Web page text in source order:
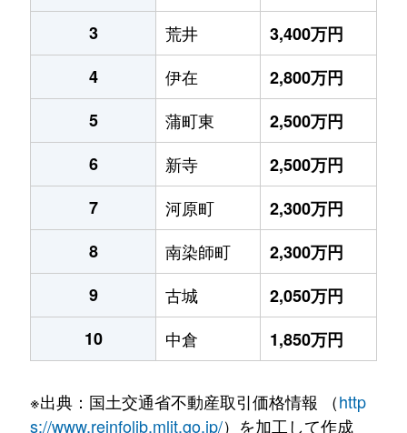
3
荒井
3,400万円
4
伊在
2,800万円
5
蒲町東
2,500万円
6
新寺
2,500万円
7
河原町
2,300万円
8
南染師町
2,300万円
9
古城
2,050万円
10
中倉 1,850万円
※出典：国土交通省不動産取引価格情報 （http
s://www.reinfolib.mlit.go.jp/）を加工して作成